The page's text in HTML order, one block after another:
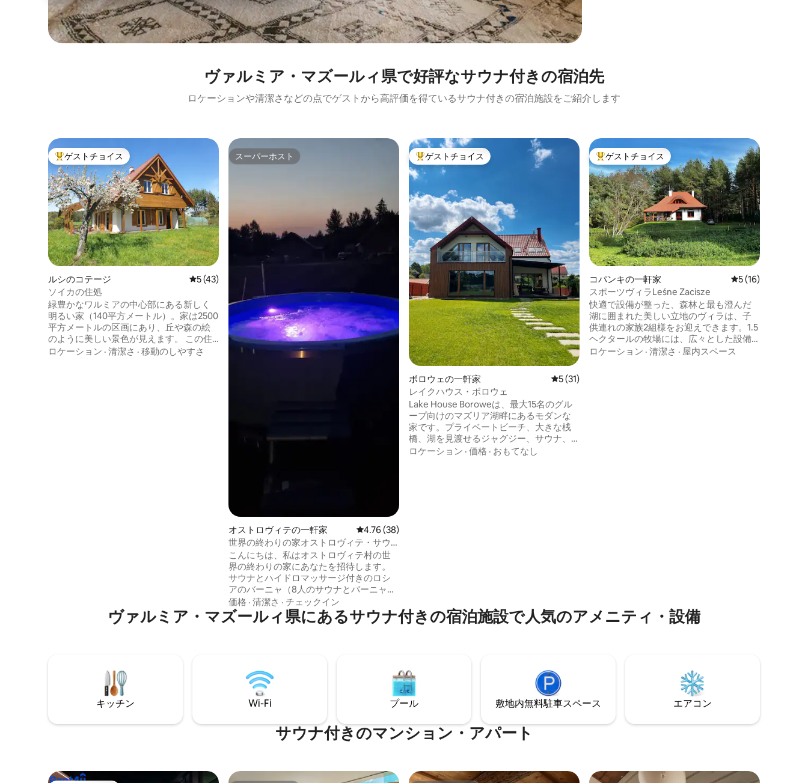
ヴァルミア・マズールィ県で好評なサウナ付きの宿泊先
ロケーションや清潔さなどの点でゲストから高評価を得ているサウナ付きの宿泊施設をご紹介します
大好評のゲストチョイスです。
ゲストチョイス
ルシのコテージ レビュー43件、5つ星中5つ星の平均評価
5 (43)
ソイカの住処
緑豊かなワルミアの中心部にある新しく
明るい家（140平方メートル）。家は2500
平方メートルの区画にあり、丘や森の絵
のように美しい景色が見えます。 この住
居は、オルシュティンから7kmのルスの
ロケーション · 清潔さ · 移動のしやすさ
スーパーホスト
スーパーホスト
オストロヴィテの一軒家 レビュー38件、5つ星中4.76つ星の平均評価
4.76 (38)
世界の終わりの家オストロヴィテ・サウ
ナとロシアのバニャ
こんにちは、私はオストロヴィテ村の世
界の終わりの家にあなたを招待します。
サウナとハイドロマッサージ付きのロシ
アのバーニャ（8人のサウナとバーニャ）
があり、周囲には美しい風景の畑、森、
湖があります。 家は2つの独立したアパー
トで構成されており、それぞれにキッチ
ンプファイヤー、遊び場、トランポリン
があります。 サウナとバーニャの使用は
無制限です。 薪は宿泊料金に含まれてい
ます。
価格 · 清潔さ · チェックイン
大好評のゲストチョイスです。
ゲストチョイス
ボロウェの一軒家 レビュー31件、5つ星中5つ星の平均評価
5 (31)
レイクハウス・ボロウェ
Lake House Boroweは、最大15名のグル
ープ向けのマズリア湖畔にあるモダンな
家です。プライベートビーチ、大きな桟
橋、湖を見渡せるジャグジー、サウナ、
ソルトウォール、広々としたインテリア
ロケーション · 価格 · おもてなし
大好評のゲストチョイスです。
ゲストチョイス
コパンキの一軒家 レビュー16件、5
5 (16)
スポーツヴィラLeśne Zacisze
快適で設備が整った、森林と最も澄んだ
湖に囲まれた美しい立地のヴィラは、子
供連れの家族2組様をお迎えできます。1.5
ヘクタールの牧場には、広々とした設備
の整ったスタイリッシュな家屋があり、
ロケーション · 清潔さ · 屋内スペース
ヴァルミア・マズールィ県にあるサウナ付きの宿泊施設で人気のアメニティ・設備
キッチン Wi-Fi プール 敷地内無料駐⁠車ス⁠ペ⁠ー⁠ス エアコン
サウナ付きのマンション・アパート